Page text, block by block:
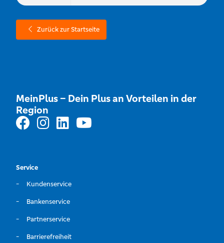
Zurück zur Startseite
MeinPlus – Dein Plus an Vorteilen in der
Region
Service
Kundenservice
Bankenservice
Partnerservice
Barrierefreiheit